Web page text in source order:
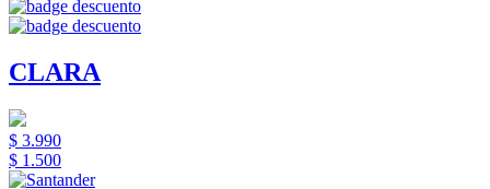
CLARA
$ 3.990
$ 1.500